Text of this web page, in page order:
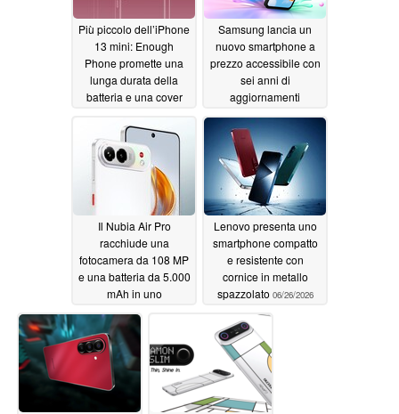
Più piccolo dell’iPhone
13 mini: Enough
Phone promette una
lunga durata della
batteria e una cover
06/26/2026
Samsung lancia un
nuovo smartphone a
prezzo accessibile con
sei anni di
aggiornamenti
06/26/2026
Il Nubia Air Pro
racchiude una
fotocamera da 108 MP
e una batteria da 5.000
mAh in uno
spessore di 5,99 mm
06/26/2026
Lenovo presenta uno
smartphone compatto
e resistente con
cornice in metallo
spazzolato 06/26/2026